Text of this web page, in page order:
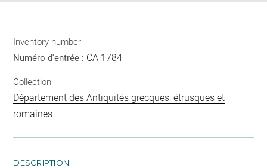
Inventory number
Numéro d'entrée : CA 1784
Collection
Département des Antiquités grecques, étrusques et
romaines
DESCRIPTION